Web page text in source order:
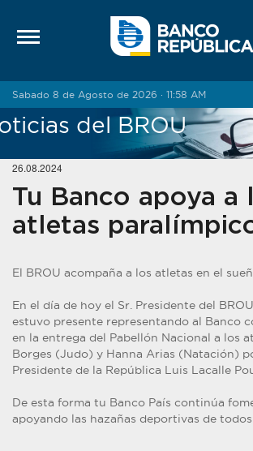
Sabado 8 de Agosto de 2026 · 11:58 AM
del BROU
26.08.2024
Tu Banco apoya a
atletas
El BROU acompaña a los atletas en el
En el día de hoy el Sr. Presidente del
estuvo presente representando al Banco
en la entrega del Pabellón Nacional a los
Borges (Judo) y Hanna Arias (Natación)
Presidente de la República Luis Lacalle
De esta forma tu Banco País continúa
apoyando las hazañas deportivas de